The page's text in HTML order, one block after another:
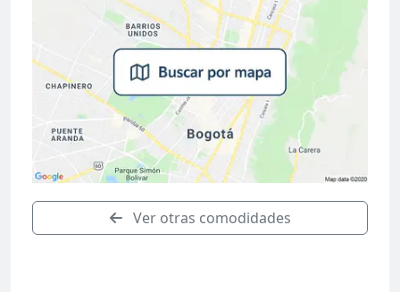
Ver otras comodidades